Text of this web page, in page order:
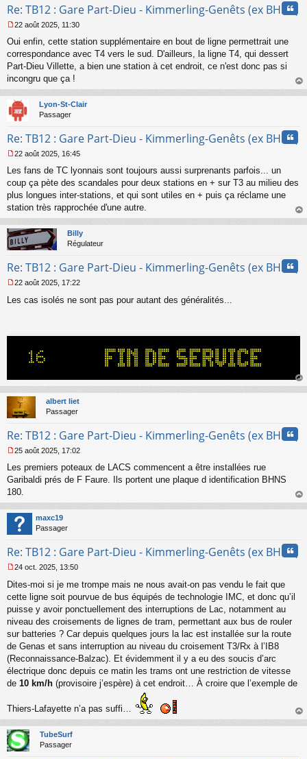
Re: TB12 : Gare Part-Dieu - Kimmerling-Genêts (ex BHNS)
e
s
s
g
n
o
l
u
22 août 2025, 11:30
Oui enfin, cette station supplémentaire en bout de ligne permettrait une
correspondance avec T4 vers le sud. D'ailleurs, la ligne T4, qui dessert
Part-Dieu Villette, a bien une station à cet endroit, ce n'est donc pas si
incongru que ça !
au
Lyon-St-Clair
Passager
Re: TB12 : Gare Part-Dieu - Kimmerling-Genêts (ex BHNS)
e
s
s
g
n
o
l
u
22 août 2025, 16:45
Les fans de TC lyonnais sont toujours aussi surprenants parfois... un
coup ça pète des scandales pour deux stations en + sur T3 au milieu des
plus longues inter-stations, et qui sont utiles en + puis ça réclame une
station très rapprochée d'une autre.
au
Billy
Régulateur
Re: TB12 : Gare Part-Dieu - Kimmerling-Genêts (ex BHNS)
e
l
u
22 août 2025, 17:22
Les cas isolés ne sont pas pour autant des généralités...
au
albert liet
Passager
Re: TB12 : Gare Part-Dieu - Kimmerling-Genêts (ex BHNS)
e
s
s
g
e
n
n
u
25 août 2025, 17:02
Les premiers poteaux de LACS commencent a être installées rue
Garibaldi prés de F Faure. Ils portent une plaque d identification BHNS
180.
au
maxc19
Passager
Re: TB12 : Gare Part-Dieu - Kimmerling-Genêts (ex BHNS)
e
s
s
g
e
n
o
u
24 oct. 2025, 13:50
Dites-moi si je me trompe mais ne nous avait-on pas vendu le fait que
cette ligne soit pourvue de bus équipés de technologie IMC, et donc qu’il
puisse y avoir ponctuellement des interruptions de Lac, notamment au
niveau des croisements de lignes de tram, permettant aux bus de rouler
sur batteries ? Car depuis quelques jours la lac est installée sur la route
de Genas et sans interruption au niveau du croisement T3/Rx à l’IB8
(Reconnaissance-Balzac). Et évidemment il y a eu des soucis d’arc
électrique donc depuis ce matin les trams ont une restriction de vitesse
de 10 km/h (provisoire j’espère) à cet endroit… À croire que l’exemple de
Thiers-Lafayette n’a pas suffi…
au
TubeSurf
Passager